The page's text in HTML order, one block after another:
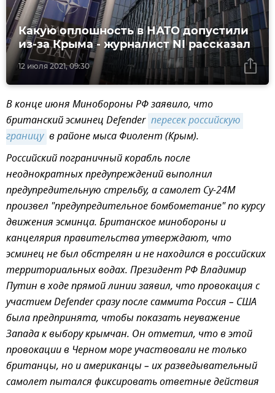
12 июля 2021, 09:30
Какую оплошность в НАТО допустили
из-за Крыма - журналист NI рассказал
В конце июня Минобороны РФ заявило, что
британский эсминец Defender пересек российскую
границу в районе мыса Фиолент (Крым).
Российский пограничный корабль после
неоднократных предупреждений выполнил
предупредительную стрельбу, а самолет Су-24М
произвел "предупредительное бомбометание" по курсу
движения эсминца. Британское минобороны и
канцелярия правительства утверждают, что
эсминец не был обстрелян и не находился в российских
территориальных водах. Президент РФ Владимир
Путин в ходе прямой линии заявил, что провокация с
участием Defender сразу после саммита Россия – США
была предпринята, чтобы показать неуважение
Запада к выбору крымчан. Он отметил, что в этой
провокации в Черном море участвовали не только
британцы, но и американцы – их разведывательный
самолет пытался фиксировать ответные действия